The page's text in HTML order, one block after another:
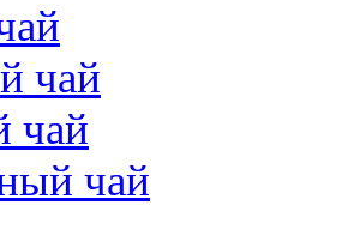
чай
чай
чай